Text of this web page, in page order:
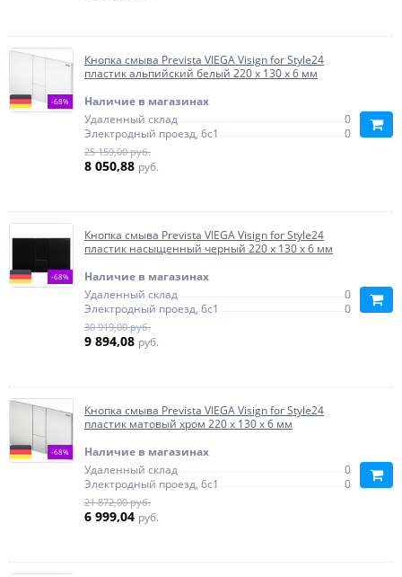
-68%
Кнопка смыва Prevista VIEGA Visign for Style24
пластик альпийский белый 220 х 130 х 6 мм
Наличие в магазинах
Удаленный склад
0
Электродный проезд, 6с1
0
25 159,00 руб.
8 050,88 руб.
-68%
Кнопка смыва Prevista VIEGA Visign for Style24
пластик насыщенный черный 220 х 130 х 6 мм
Наличие в магазинах
Удаленный склад
0
Электродный проезд, 6с1
0
30 919,00 руб.
9 894,08 руб.
-68%
Кнопка смыва Prevista VIEGA Visign for Style24
пластик матовый хром 220 х 130 х 6 мм
Наличие в магазинах
Удаленный склад
0
Электродный проезд, 6с1
0
21 872,00 руб.
6 999,04 руб.